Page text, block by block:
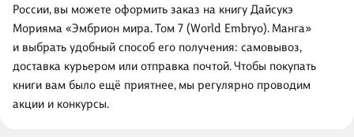
России, вы можете оформить заказ на книгу Дайсукэ
Морияма «Эмбрион мира. Том 7 (World Embryo). Манга»
и выбрать удобный способ его получения: самовывоз,
доставка курьером или отправка почтой. Чтобы покупать
книги вам было ещё приятнее, мы регулярно проводим
акции и конкурсы.